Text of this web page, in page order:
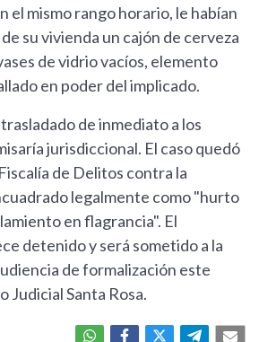
el mismo rango horario, le habían
su vivienda un cajón de cerveza
de vidrio vacíos, elemento
en poder del implicado.
de inmediato a los
jurisdiccional. El caso quedó
de Delitos contra la
legalmente como "hurto
en flagrancia". El
detenido y será sometido a la
de formalización este
Judicial Santa Rosa.